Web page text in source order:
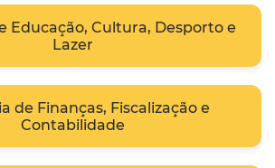
Educação, Cultura, Desporto e
Lazer
de Finanças, Fiscalização e
Contabilidade